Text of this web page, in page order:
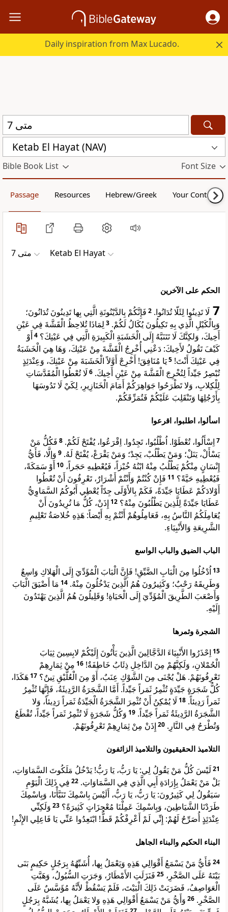
Daily inspiration from Max Lucado.
Ketab El Hayat (NAV)
Bible Book List Font Size
Passage Resources Hebrew/Greek Your Content
ﻣﺘﻰ 7 Ketab El Hayat
الحكم على الآخرين
7 لَا تَدِينُوا لِئَلّا تُدَانُوا. 2 فَإِنَّكُمْ بِالدَّيْنُونَةِ الَّتِي بِها تَدِينُونَ تُدَانُونَ؛
وَبِالْكَيْلِ الَّذِي بِهِ تَكِيلُونَ يُكَالُ لَكُمْ. 3 لِمَاذَا تُلاحِظُ الْقَشَّةَ فِي عَيْنِ
أَخِيكَ، وَلكِنَّكَ لَا تَتَنَبَّهُ إِلَى الْخَشَبَةِ الْكَبِيرَةِ الَّتِي فِي عَيْنِكَ؟ 4أَوْ
كَيْفَ تَقُولُ لأَخِيكَ: دَعْنِي أُخْرِجُ الْقَشَّةَ مِنْ عَيْنِكَ، وَهَا هِيَ الْخَشَبَةُ
فِي عَيْنِكَ أَنْتَ! 5يَا مُنَافِقَ! أَخْرِجْ أَوَّلاً الْخَشَبَةَ مِنْ عَيْنِكَ، وَعِنْدَئِذٍ
تُبْصِرُ جَيِّداً لِتُخْرِجَ الْقَشَّةَ مِنْ عَيْنِ أَخِيكَ. 6 لَا تُعْطُوا الْمُقَدَّسَاتِ
لِلْكِلابِ، وَلا تَطْرَحُوا جَوَاهِرَكُمْ أَمَامَ الْخَنَازِيرِ، لِكَيْ لَا تَدُوسَهَا
بِأَرْجُلِهَا وَتَنْقَلِبَ عَلَيْكُمْ فَتُمَزِّقَكُمْ.
اسألوا، اطلبوا، اقرعوا
7 اِسْأَلُوا، تُعْطَوْا. اُطْلُبُوا، تَجِدُوا. اِقْرَعُوا، يُفْتَحْ لَكُمْ. 8 فَكُلُّ مَنْ
يَسْأَلْ، يَنَلْ؛ وَمَنْ يَطْلُبْ، يَجِدْ؛ وَمَنْ يَقْرَعْ، يُفْتَحْ لَهُ. 9 وَإلَّا، فَأَيُّ
إِنْسَانٍ مِنْكُمْ يَطْلُبُ مِنْهُ ابْنُهُ خُبْزاً، فَيُعْطِيهِ حَجَراً، 10أَوْ سَمَكَةً،
فَيُعْطِيهِ حَيَّةً؟ 11 فَإِنْ كُنْتُمْ وَأَنْتُمْ أَشْرَارٌ، تَعْرِفُونَ أَنْ تُعْطُوا
أَوْلادَكُمْ عَطَايَا جَيِّدَةً، فَكَمْ بِالأَوْلَى جِدّاً يُعْطِي أَبُوكُمُ السَّمَاوِيُّ
عَطَايَا جَيِّدَةً لِلَّذِينَ يَطْلُبُونَ مِنْهُ؟ 12 إِذَنْ، كُلُّ مَا تُرِيدُونَ أَنْ
يُعَامِلَكُمُ النَّاسُ بِهِ، فَعَامِلُوهُمْ أَنْتُمْ بِهِ أَيْضاً: هَذِهِ خُلاصَةُ تَعْلِيمِ
الشَّرِيعَةِ وَالأَنْبِيَاءِ.
الباب الضيق والباب الواسع
13 اُدْخُلُوا مِنَ الْبَابِ الضَّيِّقِ! فَإِنَّ الْبَابَ الْمُؤَدِّيَ إِلَى الْهَلاكِ وَاسِعٌ
وَطَرِيقَهُ رَحْبٌ؛ وَكَثِيرُونَ هُمُ الَّذِينَ يَدْخُلُونَ مِنْهُ. 14 مَا أَضْيَقَ الْبَابَ
وَأَصْعَبَ الطَّرِيقَ الْمُؤَدِّيَ إِلَى الْحَيَاةِ! وَقَلِيلُونَ هُمُ الَّذِينَ يَهْتَدُونَ
إِلَيْهِ.
الشجرة وثمرها
15 اِحْذَرُوا الأَنْبِيَاءَ الدَّجَّالِينَ الَّذِينَ يَأْتُونَ إِلَيْكُمْ لابِسِينَ ثِيَابَ
الْحُمْلانِ، وَلَكِنَّهُمْ مِنَ الدَّاخِلِ ذِئَابٌ خَاطِفَةٌ! 16 مِنْ ثِمَارِهِمْ
تَعْرِفُونَهُمْ. هَلْ يُجْنَى مِنَ الشَّوْكِ عِنَبٌ، أَوْ مِنَ الْعُلَّيْقِ تِينٌ؟ 17هَكَذَا،
كُلُّ شَجَرَةٍ جَيِّدَةٍ تُثْمِرُ ثَمَراً جَيِّداً. أَمَّا الشَّجَرَةُ الرَّدِيئَةُ، فَإِنَّهَا تُثْمِرُ
ثَمَراً رَدِيئاً. 18 لَا يُمْكِنُ أَنْ تُثْمِرَ الشَّجَرَةُ الْجَيِّدَةُ ثَمَراً رَدِيئاً، وَلا
الشَّجَرَةُ الرَّدِيئَةُ ثَمَراً جَيِّداً. 19 وَكُلُّ شَجَرَةٍ لَا تُثْمِرُ ثَمَراً جَيِّداً، تُقْطَعُ
وَتُطْرَحُ فِي النَّارِ. 20 إِذَنْ مِنْ ثِمَارِهِمْ تَعْرِفُونَهُمْ.
التلاميذ الحقيقيون والتلاميذ الزائفون
21 لَيْسَ كُلُّ مَنْ يَقُولُ لِي: يَا رَبُّ، يَا رَبُّ! يَدْخُلُ مَلَكُوتَ السَّمَاوَاتِ،
بَلْ مَنْ يَعْمَلُ بِإِرَادَةِ أَبِي الَّذِي فِي السَّمَاوَاتِ. 22 فِي ذَلِكَ الْيَوْمِ
سَيَقُولُ لِي كَثِيرُونَ: يَا رَبُّ، يَا رَبُّ، أَلَيْسَ بِاسْمِكَ تَنَبَّأْنَا، وَبِاسْمِكَ
طَرَدْنَا الشَّيَاطِينَ، وَبِاسْمِكَ عَمِلْنَا مُعْجِزَاتٍ كَثِيرَةً؟ 23 وَلَكِنِّي
عِنْدَئِذٍ أُصَرِّحُ لَهُمْ: إِنِّي لَمْ أَعْرِفْكُمْ قَطُّ! ابْتَعِدُوا عَنِّي يَا فَاعِلِي الإِثْمِ!
البناء الحكيم والبناء الجاهل
24 فَأَيُّ مَنْ يَسْمَعُ أَقْوَالِي هَذِهِ وَيَعْمَلُ بِها، أُشَبِّهُهُ بِرَجُلٍ حَكِيمٍ بَنَى
بَيْتَهُ عَلَى الصَّخْرِ، 25 فَنَزَلَتِ الأَمْطَارُ، وَجَرَتِ السُّيُولُ، وَهَبَّتِ
الْعَوَاصِفُ، فَضَرَبَتْ ذَلِكَ الْبَيْتَ، فَلَمْ يَسْقُطْ لأَنَّهُ مُؤَسَّسٌ عَلَى
الصَّخْرِ. 26 وَأَيُّ مَنْ يَسْمَعُ أَقْوَالِي هَذِهِ وَلا يَعْمَلُ بِها، يُشَبَّهُ بِرَجُلٍ